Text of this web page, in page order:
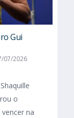
Gui
07/2026
o
na